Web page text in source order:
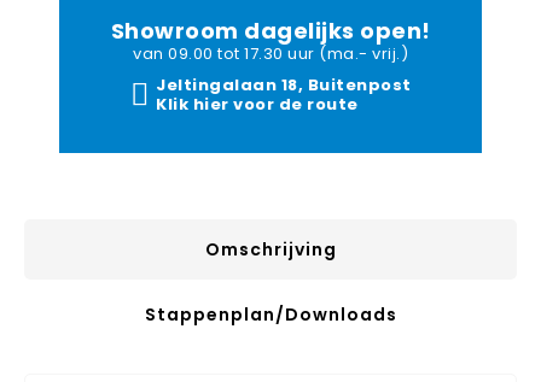
Showroom dagelijks open!
van 09.00 tot 17.30 uur (ma.- vrij.)
Jeltingalaan 18, Buitenpost
Klik hier voor de route
Omschrijving
Stappenplan/downloads